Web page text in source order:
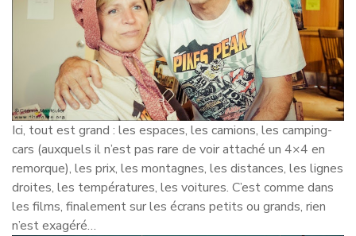
Ici, tout est grand : les espaces, les camions, les camping-
cars (auxquels il n’est pas rare de voir attaché un 4×4 en
remorque), les prix, les montagnes, les distances, les lignes
droites, les températures, les voitures. C’est comme dans
les films, finalement sur les écrans petits ou grands, rien
n’est exagéré…